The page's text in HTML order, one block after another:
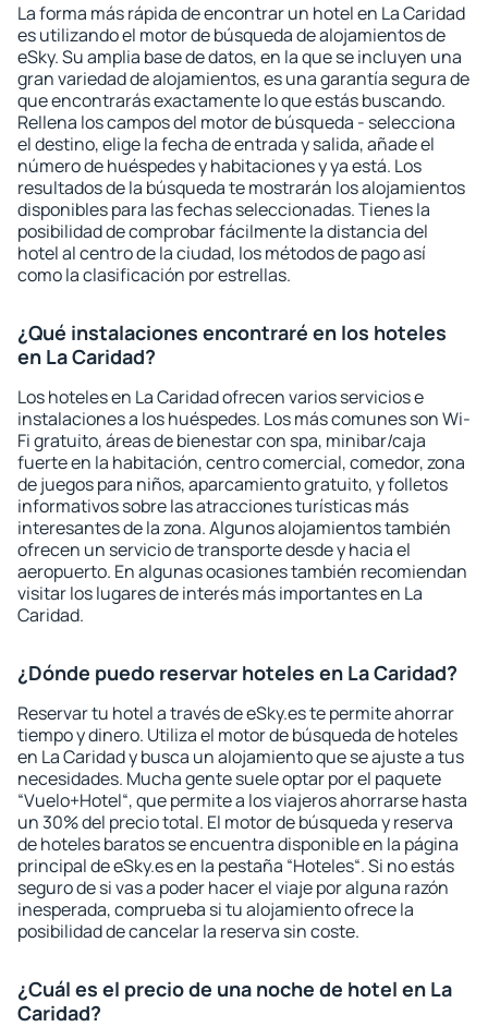
La forma más rápida de encontrar un hotel en La Caridad
es utilizando el motor de búsqueda de alojamientos de
eSky. Su amplia base de datos, en la que se incluyen una
gran variedad de alojamientos, es una garantía segura de
que encontrarás exactamente lo que estás buscando.
Rellena los campos del motor de búsqueda - selecciona
el destino, elige la fecha de entrada y salida, añade el
número de huéspedes y habitaciones y ya está. Los
resultados de la búsqueda te mostrarán los alojamientos
disponibles para las fechas seleccionadas. Tienes la
posibilidad de comprobar fácilmente la distancia del
hotel al centro de la ciudad, los métodos de pago así
como la clasificación por estrellas.
¿Qué instalaciones encontraré en los hoteles
en La Caridad?
Los hoteles en La Caridad ofrecen varios servicios e
instalaciones a los huéspedes. Los más comunes son Wi-
Fi gratuito, áreas de bienestar con spa, minibar/caja
fuerte en la habitación, centro comercial, comedor, zona
de juegos para niños, aparcamiento gratuito, y folletos
informativos sobre las atracciones turísticas más
interesantes de la zona. Algunos alojamientos también
ofrecen un servicio de transporte desde y hacia el
aeropuerto. En algunas ocasiones también recomiendan
visitar los lugares de interés más importantes en La
Caridad.
¿Dónde puedo reservar hoteles en La Caridad?
Reservar tu hotel a través de eSky.es te permite ahorrar
tiempo y dinero. Utiliza el motor de búsqueda de hoteles
en La Caridad y busca un alojamiento que se ajuste a tus
necesidades. Mucha gente suele optar por el paquete
“Vuelo+Hotel“, que permite a los viajeros ahorrarse hasta
un 30% del precio total. El motor de búsqueda y reserva
de hoteles baratos se encuentra disponible en la página
principal de eSky.es en la pestaña “Hoteles“. Si no estás
seguro de si vas a poder hacer el viaje por alguna razón
inesperada, comprueba si tu alojamiento ofrece la
posibilidad de cancelar la reserva sin coste.
¿Cuál es el precio de una noche de hotel en La
Caridad?